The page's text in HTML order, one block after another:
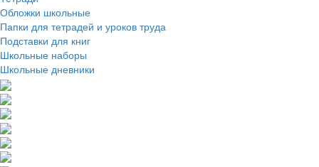
Обложки школьные
Папки для тетрадей и уроков труда
Подставки для книг
Школьные наборы
Школьные дневники